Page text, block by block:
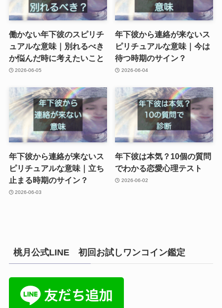
働かない年下彼のスピリチ
ュアルな意味｜別れるべき
か悩んだ時に考えたいこと
2026-06-05
年下彼から連絡が来ないス
ピリチュアルな意味｜今は
待つ時期のサイン？
2026-06-04
年下彼から連絡が来ないス
ピリチュアルな意味｜立ち
止まる時期のサイン？
2026-06-03
年下彼は本気？10個の質問
でわかる恋愛心理テスト
2026-06-02
桃月公式LINE 初回お試しワンコイン鑑定